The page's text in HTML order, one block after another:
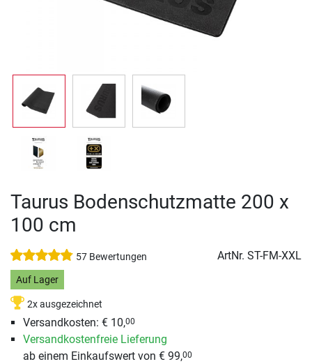
Taurus Bodenschutzmatte 200 x
100 cm
57 Bewertungen ArtNr. ST-FM-XXL
Auf Lager
2x ausgezeichnet
Versandkosten: € 10,00
Versandkostenfreie Lieferung
ab einem Einkaufswert von € 99,00